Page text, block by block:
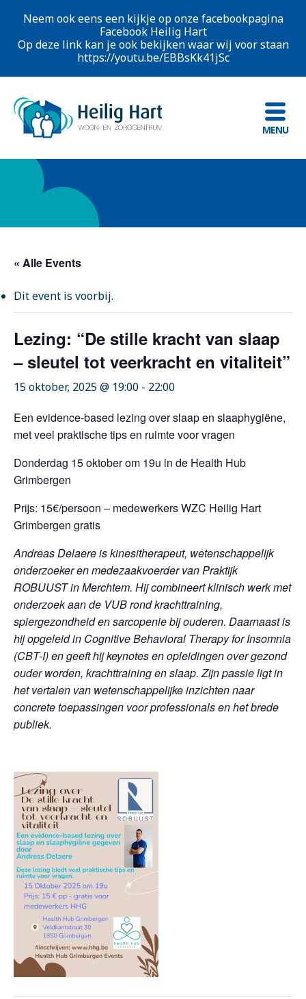
Neem ook eens een kijkje op onze facebookpagina
Facebook Heilig Hart
Op deze link kan je ook bekijken waar wij voor staan
https://youtu.be/EBBsKk41jSc
MENU
« Alle Events
Dit event is voorbij.
Lezing: “De stille kracht van slaap
– sleutel tot veerkracht en vitaliteit”
15 oktober, 2025 @ 19:00 - 22:00
Een evidence-based lezing over slaap en slaaphygiëne,
met veel praktische tips en ruimte voor vragen
Donderdag 15 oktober om 19u in de Health Hub
Grimbergen
Prijs: 15€/persoon – medewerkers WZC Heilig Hart
Grimbergen gratis
Andreas Delaere is kinesitherapeut, wetenschappelijk
onderzoeker en medezaakvoerder van Praktijk
ROBUUST in Merchtem. Hij combineert klinisch werk met
onderzoek aan de VUB rond krachttraining,
spiergezondheid en sarcopenie bij ouderen. Daarnaast is
hij opgeleid in Cognitive Behavioral Therapy for Insomnia
(CBT-I) en geeft hij keynotes en opleidingen over gezond
ouder worden, krachttraining en slaap. Zijn passie ligt in
het vertalen van wetenschappelijke inzichten naar
concrete toepassingen voor professionals en het brede
publiek.